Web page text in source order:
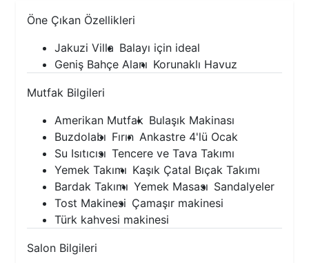
Öne Çıkan Özellikleri
Jakuzi Villa Balayı için ideal
Geniş Bahçe Alanı Korunaklı Havuz
Mutfak Bilgileri
Amerikan Mutfak Bulaşık Makinası
Buzdolabı Fırın Ankastre 4'lü Ocak
Su Isıtıcısı Tencere ve Tava Takımı
Yemek Takımı Kaşık Çatal Bıçak Takımı
Bardak Takımı Yemek Masası Sandalyeler
Tost Makinesi Çamaşır makinesi
Türk kahvesi makinesi
Salon Bilgileri